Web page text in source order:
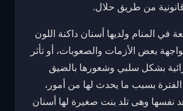
من طريق حلال.
في المنام ولديها أسنان داكنة اللون
بعض الأزمات والصعوبات، أو تأثر
بشكل سلبي وشعورها بالضيق
الفترة بسبب ما يحدث لها من أمور،
نفسها وهى تلد بنت صغيرة لها أسنان